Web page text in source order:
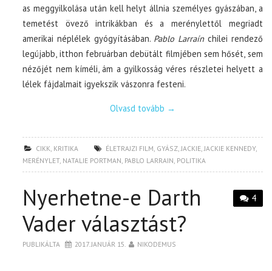
as meggyilkolása után kell helyt állnia személyes gyászában, a
temetést övező intrikákban és a merénylettől megriadt
amerikai néplélek gyógyításában. Pablo Larraínchilei rendező
legújabb, itthon februárban debütált filmjében sem hősét, sem
nézőjét nem kíméli, ám a gyilkosság véres részletei helyett a
lélek fájdalmait igyekszik vászonra festeni.
Olvasd tovább →
CIKK, KRITIKA ÉLETRAJZI FILM, GYÁSZ,JACKIE,JACKIE KENNEDY,
MERÉNYLET, NATALIE PORTMAN, PABLO LARRAIN, POLITIKA
4
Nyerhetne-e Darth
Vader választást?
PUBLIKÁLTA 2017. JANUÁR 15. NIKODEMUS